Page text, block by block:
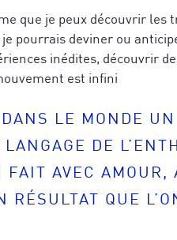
que je peux découvrir les
pourrais deviner ou
inédites, découvrir
est infini
LE MONDE
DE
FAIT AVEC AMOUR,
RÉSULTAT QUE
demande.*